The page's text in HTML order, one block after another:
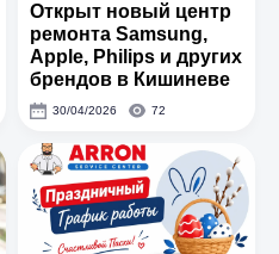
Открыт новый центр
ремонта Samsung,
Apple, Philips и других
брендов в Кишиневе
30/04/2026 72